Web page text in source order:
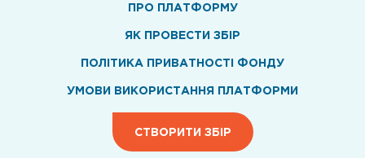
ПРО ПЛАТФОРМУ
ЯК ПРОВЕСТИ ЗБІР
ПОЛІТИКА ПРИВАТНОСТІ ФОНДУ
УМОВИ ВИКОРИСТАННЯ ПЛАТФОРМИ
СТВОРИТИ ЗБІР